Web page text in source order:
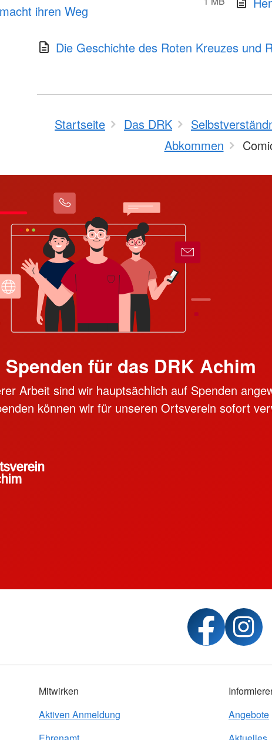
ihren Weg
Die Geschichte des Roten Kreuzes und
Startseite Das DRK
Abkommen
Spenden für das DRK Achim
Arbeit sind wir hauptsächlich auf Spenden
können wir für unseren Ortsverein sofort
Mitwirken
Aktiven Anmeldung
Angebote